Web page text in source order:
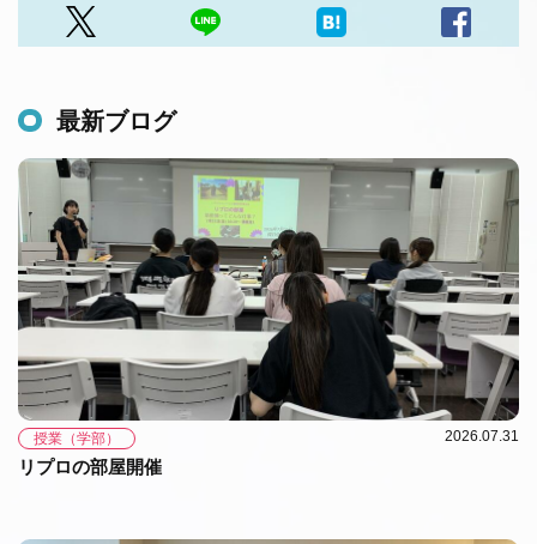
最新ブログ
授業（学部） 2026.07.31
リプロの部屋開催